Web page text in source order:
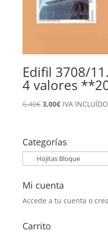
Edifil 3708/
4 valores
6,40€ El
era:
6,40€.
3,00€El
es:
3,00€.
IVA INCLUÍDO
Categorías
Mi cuenta
Accede a tu cuenta o
Carrito